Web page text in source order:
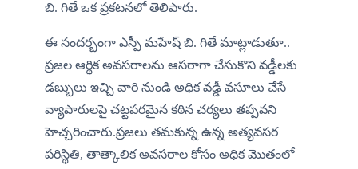
బి. గితే ఒక ప్రకటనలో తెలిపారు.
ఈ సందర్బంగా ఎస్పీ మహేష్ బి. గితే మాట్లాడుతూ..
ప్రజల ఆర్థిక అవసరాలను ఆసరాగా చేసుకొని వడ్డీలకు
డబ్బులు ఇచ్చి వారి నుండి అధిక వడ్డీ వసూలు చేసే
వ్యాపారులపై చట్టపరమైన కఠిన చర్యలు తప్పవని
హెచ్చరించారు.ప్రజలు తమకున్న ఉన్న అత్యవసర
పరిస్థితి, తాత్కాలిక అవసరాల కోసం అధిక మొతంలో